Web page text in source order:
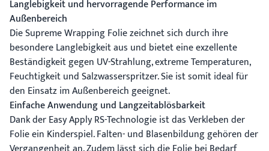
Langlebigkeit und hervorragende Performance im
Außenbereich
Die Supreme Wrapping Folie zeichnet sich durch ihre
besondere Langlebigkeit aus und bietet eine exzellente
Beständigkeit gegen UV-Strahlung, extreme Temperaturen,
Feuchtigkeit und Salzwasserspritzer. Sie ist somit ideal für
den Einsatz im Außenbereich geeignet.
Einfache Anwendung und Langzeitablösbarkeit
Dank der Easy Apply RS-Technologie ist das Verkleben der
Folie ein Kinderspiel. Falten- und Blasenbildung gehören der